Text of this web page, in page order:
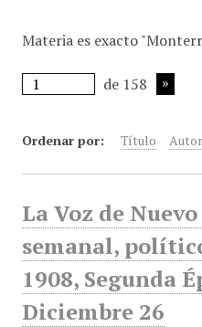
Materia es exacto
de 158
Ordenar por: Título Autor
La Voz de
semanal,
1908, Segunda
Diciembre 26